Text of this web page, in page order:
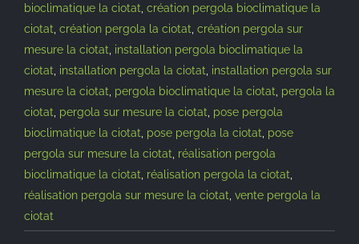
bioclimatique la ciotat création pergola bioclimatique la
ciotat création pergola la ciotat création pergola sur
mesure la ciotat installation pergola bioclimatique la
ciotat installation pergola la ciotat installation pergola sur
mesure la ciotat pergola bioclimatique la ciotat pergola la
ciotat pergola sur mesure la ciotat pose pergola
bioclimatique la ciotat pose pergola la ciotat pose
pergola sur mesure la ciotat réalisation pergola
bioclimatique la ciotat réalisation pergola la ciotat
réalisation pergola sur mesure la ciotat vente pergola la
ciotat